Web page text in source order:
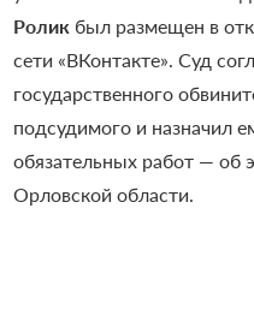
Ролик был размещен в
сети «ВКонтакте». Суд
государственного
подсудимого и назначил
обязательных работ — об
Орловской области.